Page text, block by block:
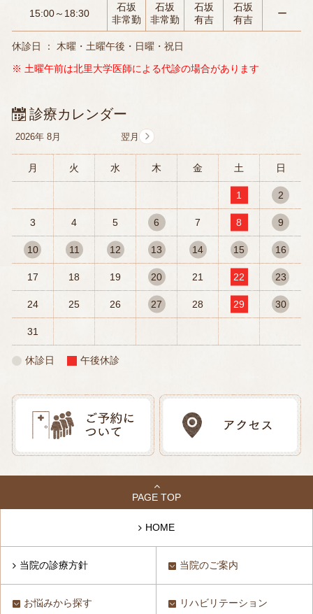
15:00～18:30
石坂
非常勤
石坂
非常勤
石坂
有吉
石坂
有吉
ー
休診日 ： 木曜・土曜午後・日曜・祝日
※ 土曜午前は北里大学医師による代診の場合があります
診療カレンダー
2026年 8月
月 火 水 木 金 土 日
1 2
3 4 5 6 7 8 9
10 11 12 13 14 15 16
17 18 19 20 21 22 23
24 25 26 27 28 29 30
31
休診日 午後休診
PAGE TOP
HOME
当院の診療方針 当院のご案内
お悩みから探す リハビリテーション